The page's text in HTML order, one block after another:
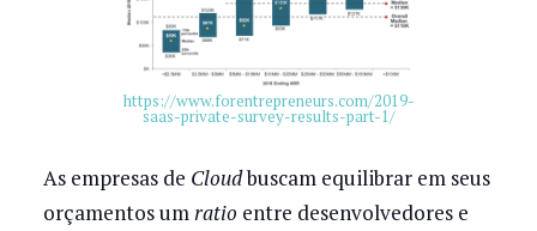
https://www.forentrepreneurs.com/2019-
saas-private-survey-results-part-1/
As empresas de Cloudbuscam equilibrar em seus
orçamentos umratio entre desenvolvedores e